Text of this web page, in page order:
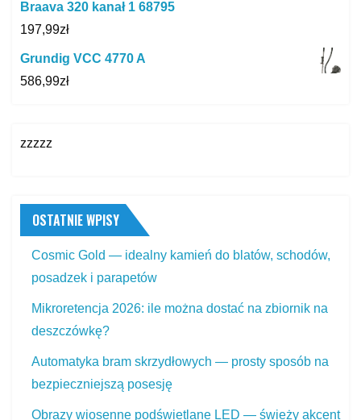
Braava 320 kanał 1 68795
197,99zł
Grundig VCC 4770 A
586,99zł
zzzzz
OSTATNIE WPISY
Cosmic Gold — idealny kamień do blatów, schodów,
posadzek i parapetów
Mikroretencja 2026: ile można dostać na zbiornik na
deszczówkę?
Automatyka bram skrzydłowych — prosty sposób na
bezpieczniejszą posesję
Obrazy wiosenne podświetlane LED — świeży akcent